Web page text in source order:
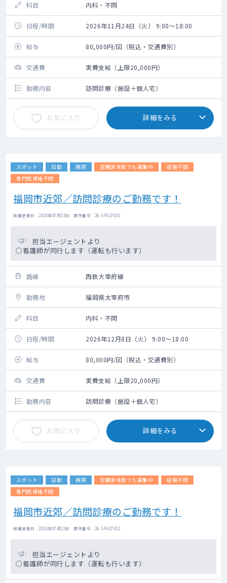
科目 内科・不問
日程/時間 2026年11月24日（火） 9:00～18:00
給与 80,000円/回（税込・交通費別）
交通費 実費支給（上限20,000円）
勤務内容 訪問診療（施設＋個人宅）
お気に入り 詳細をみる
スポット 日勤 病院 定期非常勤でも募集中
経験不問
専門医資格不問
福岡市近郊／訪問診療のご勤務です！
掲載更新日 : 2026年07月23日 案件番号 : 26-SF637650
担当エージェントより
○看護師が同行します（運転も行います）
路線 西鉄大宰府線
勤務地 福岡県太宰府市
科目 内科・不問
日程/時間 2026年12月8日（火） 9:00～18:00
給与 80,000円/回（税込・交通費別）
交通費 実費支給（上限20,000円）
勤務内容 訪問診療（施設＋個人宅）
お気に入り 詳細をみる
スポット 日勤 病院 定期非常勤でも募集中
経験不問
専門医資格不問
福岡市近郊／訪問診療のご勤務です！
掲載更新日 : 2026年07月23日 案件番号 : 26-SF637652
担当エージェントより
○看護師が同行します（運転も行います）